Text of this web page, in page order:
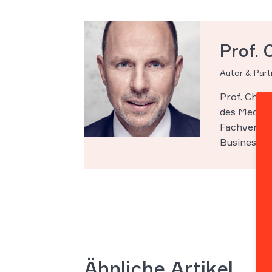
Prof.
Autor &
Prof.
des
Business